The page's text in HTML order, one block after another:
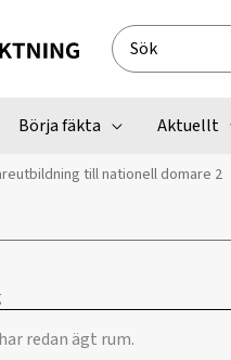
Search
for:
Börja fäkta Aktuellt
till nationell domare 2
redan ägt rum.